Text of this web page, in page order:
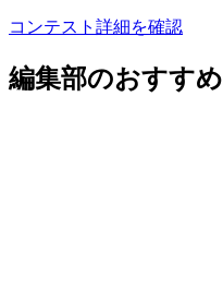
コンテスト詳細を確認
編集部のおすすめ